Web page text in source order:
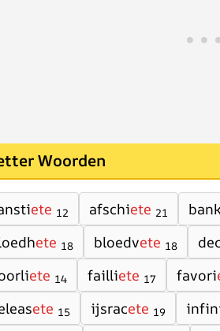
Woorden
ete 12 afschiete 21
ete 18 bloedvete 18
ete 14 failliete 17 favori
ete 15 ijsracete 19